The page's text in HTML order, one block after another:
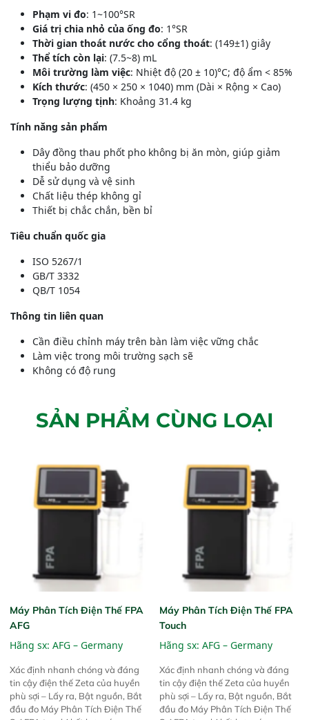
Phạm vi đo: 1~100°SR
Giá trị chia nhỏ của ống đo: 1°SR
Thời gian thoát nước cho cổng thoát: (149±1) giây
Thể tích còn lại: (7.5~8) mL
Môi trường làm việc: Nhiệt độ (20 ± 10)°C; độ ẩm < 85%
Kích thước: (450 × 250 × 1040) mm (Dài × Rộng × Cao)
Trọng lượng tịnh: Khoảng 31.4 kg
Tính năng sản phẩm
Dây đồng thau phốt pho không bị ăn mòn, giúp giảm
thiểu bảo dưỡng
Dễ sử dụng và vệ sinh
Chất liệu thép không gỉ
Thiết bị chắc chắn, bền bỉ
Tiêu chuẩn quốc gia
ISO 5267/1
GB/T 3332
QB/T 1054
Thông tin liên quan
Cần điều chỉnh máy trên bàn làm việc vững chắc
Làm việc trong môi trường sạch sẽ
Không có độ rung
SẢN PHẨM CÙNG LOẠI
Máy Phân Tích Điện Thế FPA
AFG
Hãng sx: AFG – Germany
Xác định nhanh chóng và đáng
tin cậy điện thế Zeta của huyền
phù sợi – Lấy ra, Bật nguồn, Bắt
đầu đo Máy Phân Tích Điện Thế
Máy Phân Tích Điện Thế FPA
Touch
Hãng sx: AFG – Germany
Xác định nhanh chóng và đáng
tin cậy điện thế Zeta của huyền
phù sợi – Lấy ra, Bật nguồn, Bắt
đầu đo Máy Phân Tích Điện Thế